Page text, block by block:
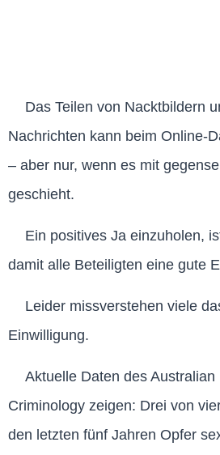
Das Teilen von Nacktbildern
Nachrichten kann beim Online-
– aber nur, wenn es mit
geschieht.
Ein positives Ja einzuholen,
damit alle Beteiligten eine gute
Leider missverstehen viele
Einwilligung.
Aktuelle Daten des Australian
Criminology zeigen: Drei von
den letzten fünf Jahren Opfer